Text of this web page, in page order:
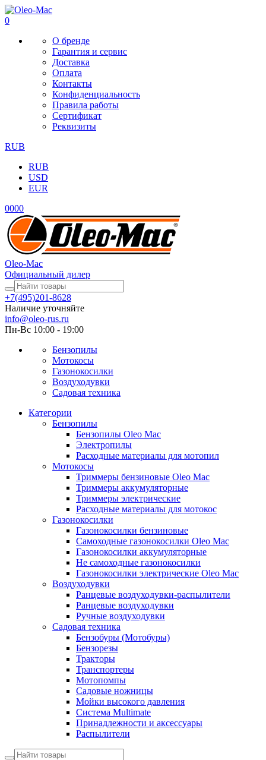
0
О бренде
Гарантия и сервис
Доставка
Оплата
Контакты
Конфиденциальность
Правила работы
Сертификат
Реквизиты
RUB
RUB
USD
EUR
0000
Oleo-Mac
Официальный дилер
+7(495)201-8628
Наличие уточняйте
info@oleo-rus.ru
Пн-Вс 10:00 - 19:00
Бензопилы
Мотокосы
Газонокосилки
Воздуходувки
Садовая техника
Категории
Бензопилы
Бензопилы Oleo Mac
Электропилы
Расходные материалы для мотопил
Мотокосы
Триммеры бензиновые Oleo Mac
Триммеры аккумуляторные
Триммеры электрические
Расходные материалы для мотокос
Газонокосилки
Газонокосилки бензиновые
Самоходные газонокосилки Oleo Mac
Газонокосилки аккумуляторные
Не самоходные газонокосилки
Газонокосилки электрические Oleo Mac
Воздуходувки
Ранцевые воздуходувки-распылители
Ранцевые воздуходувки
Ручные воздуходувки
Садовая техника
Бензобуры (Мотобуры)
Бензорезы
Тракторы
Транспортеры
Мотопомпы
Садовые ножницы
Мойки высокого давления
Система Multimate
Принадлежности и аксессуары
Распылители